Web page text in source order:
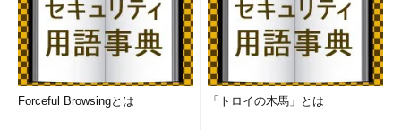
Forceful Browsingとは 「トロイの木馬」とは